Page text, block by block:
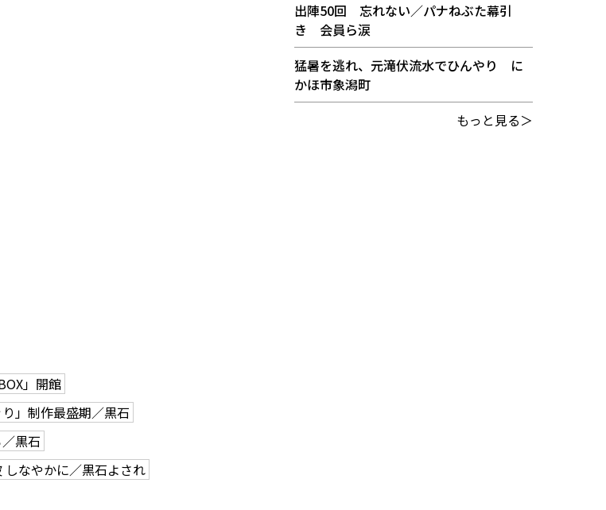
」開館
」制作最盛期／黒石
黒石
しなやかに／黒石よされ
出陣50回 忘れない／パナねぶた幕引
き 会員ら涙
猛暑を逃れ、元滝伏流水でひんやり に
かほ市象潟町
もっと見る＞